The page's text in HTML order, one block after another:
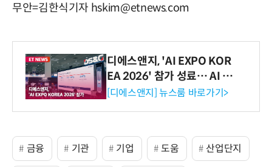
무안=김한식기자 hskim@etnews.com
디에스앤지, 'AI EXPO KOR
EA 2026' 참가 성료… AI 전
생애주기 아우르는 통합 솔루
[디에스앤지] 뉴스룸 바로가기>
금융 기관 기업 도움 산업단지